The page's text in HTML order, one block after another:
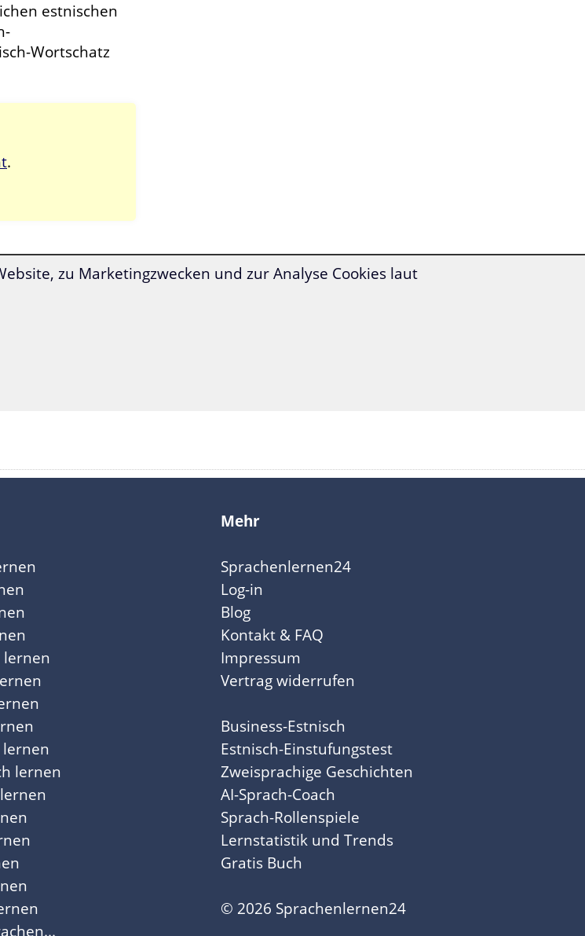
estnischen
Wortschatz
.
Grammatik enthalten ist
lernen
lernen
lernen
Mehr
Sprachenlernen24
Log-in
Blog
Kontakt & FAQ
Impressum
Vertrag widerrufen
Business-Estnisch
Estnisch-Einstufungstest
Zweisprachige Geschichten
AI-Sprach-Coach
Sprach-Rollenspiele
Lernstatistik und Trends
Gratis Buch
© 2026 Sprachenlernen24
zu Marketingzwecken und zur Analyse Cookies laut